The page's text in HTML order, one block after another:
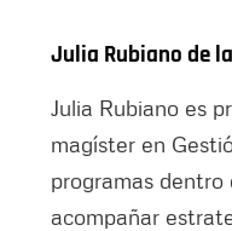
Julia Rubiano de
Julia Rubiano es
magíster en
programas
acompañar